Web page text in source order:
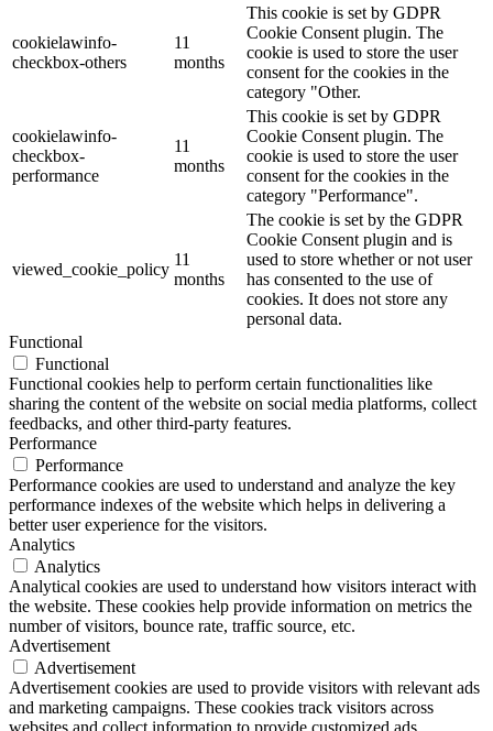
cookielawinfo-
checkbox-others
11
months
This cookie is set by GDPR
Cookie Consent plugin. The
cookie is used to store the user
consent for the cookies in the
category "Other.
cookielawinfo-
checkbox-
performance
11
months
This cookie is set by GDPR
Cookie Consent plugin. The
cookie is used to store the user
consent for the cookies in the
category "Performance".
viewed_cookie_policy
11
months
The cookie is set by the GDPR
Cookie Consent plugin and is
used to store whether or not user
has consented to the use of
cookies. It does not store any
personal data.
Functional
Functional
Functional cookies help to perform certain functionalities like
sharing the content of the website on social media platforms, collect
feedbacks, and other third-party features.
Performance
Performance
Performance cookies are used to understand and analyze the key
performance indexes of the website which helps in delivering a
better user experience for the visitors.
Analytics
Analytics
Analytical cookies are used to understand how visitors interact with
the website. These cookies help provide information on metrics the
number of visitors, bounce rate, traffic source, etc.
Advertisement
Advertisement
Advertisement cookies are used to provide visitors with relevant ads
and marketing campaigns. These cookies track visitors across